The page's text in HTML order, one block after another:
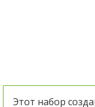
Этот набор